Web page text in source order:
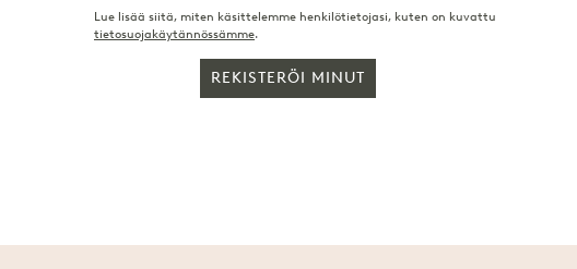
Lue lisää siitä, miten käsittelemme henkilötietojasi, kuten on kuvattu
tietosuojakäytännössämme.
REKISTERÖI MINUT